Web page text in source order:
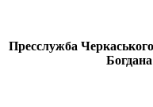
Пресслужба Черкаського